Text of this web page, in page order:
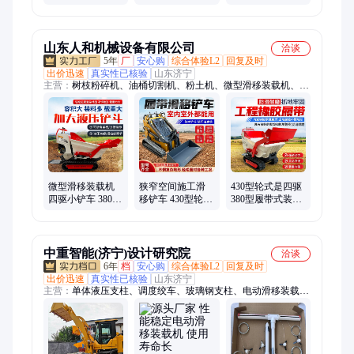
山东人和机械设备有限公司
洽谈
5年 厂 安心购 综合体验L2
回复及时
出价迅速
真实性已核验
山东济宁
主营： 树枝粉碎机、油桶切割机、粉土机、微型滑移装载机、三
辊轴摊铺机、座驾抹光机、挖掘机、洗桶机
微型滑移装载机
四驱小铲车 380型
狭窄空间施工滑
移铲车 430型轮胎
430型轮式是四驱
380型履带式装载
中重智能(济宁)设计研究院
洽谈
6年 档 安心购 综合体验L2
回复及时
出价迅速
真实性已核验
山东济宁
主营： 单体液压支柱、调度绞车、玻璃钢支柱、电动滑移装载
机、皮带探伤仪、防爆饮水机、无压风门、扒渣机、耙斗装岩
机、锚杆调直机、皮带硫化机、振动放矿机、气动清淤排污泵、
慢速绞车、自动隔爆装置、栏木机、侧卸式矿车、运输绞车、双
速绞车、逆止器、断带抓捕器、洗靴机、支架灯、气动绞车